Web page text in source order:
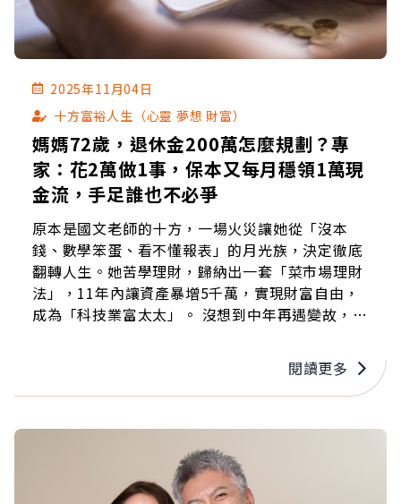
2025年11月04日
十方富裕人生（心靈 夢想 財富）
媽媽72歲，退休金200萬怎麼規劃？專
家：花2萬做1事，保本又每月穩領1萬現
金流，手足誰也不必爭
原本是國文老師的十方，一場火災讓她從「沒本
錢、數學笨蛋、看不懂報表」的月光族，決定徹底
翻轉人生。她苦學理財，歸納出一套「菜市場理財
法」，11年內讓資產暴增5千萬，實現財富自由，
成為「科技業富太太」。 沒想到中年再遇變故，
刷馬桶創業的老闆娘。如今，經歷無數次跌倒又站
起來的她，在臉書開放提問，幫為錢所困的讀者解
惑。 有天，一位網友問：「我媽72歲，有200萬，
慮。放銀行怕貶值，投資怕風險，若生病醫療費從
哪來？錢該放誰那裡？誰能動用？ 十方給了她兩個
建議：既能保本、讓錢長出現金流，又能避免手足
閱讀更多